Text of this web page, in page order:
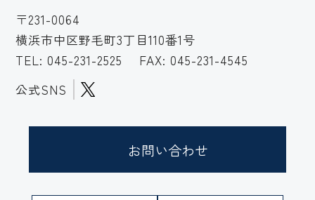
〒231-0064
横浜市中区野毛町3丁目110番1号
TEL: 045-231-2525
FAX: 045-231-4545
公式SNS
お問い合わせ